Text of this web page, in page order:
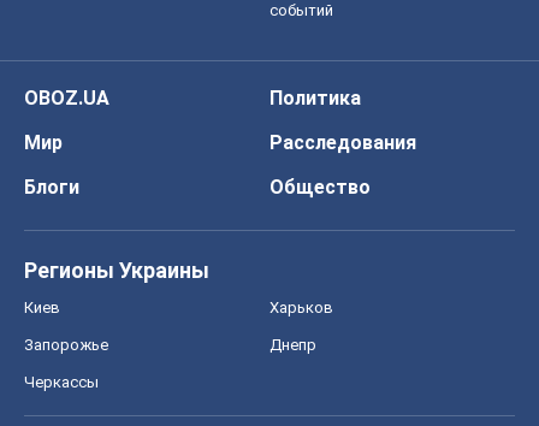
событий
OBOZ.UA
Политика
Мир
Расследования
Блоги
Общество
Регионы Украины
Киев Харьков
Запорожье Днепр
Черкассы